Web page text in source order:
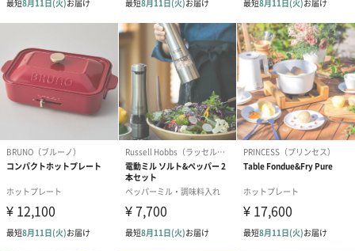
（2,580円）
ブーケ（ブルー）
（2,580円）
ク）（1,500円
ぬいぐるみ
愛らしいぬいぐるみを同梱してお届けします。
誕生日・記念日・出産祝いなどのシーンにおすすめです。